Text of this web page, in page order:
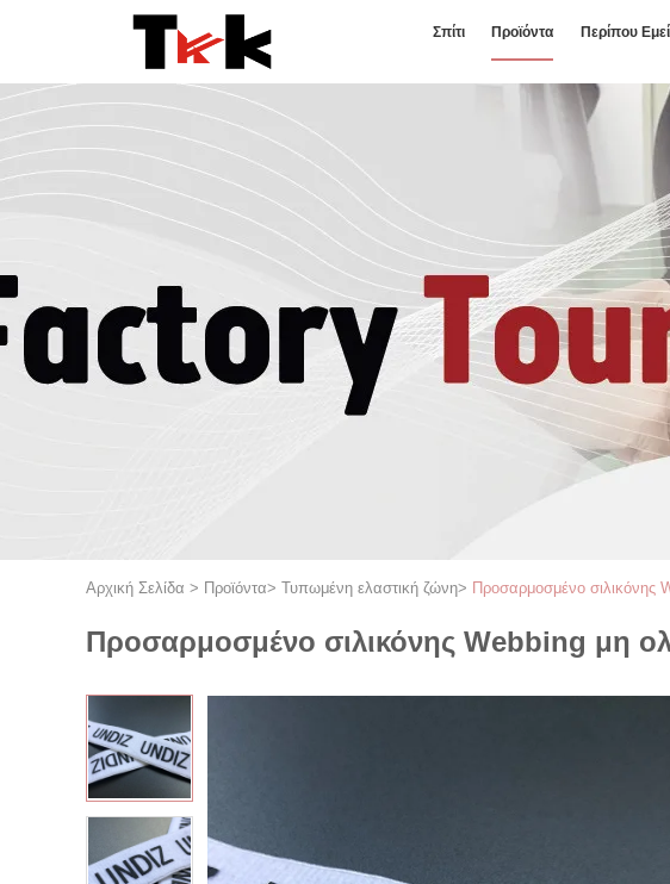
Σπίτι Προϊόντα Περίπου
Αρχική Σελίδα > Προϊόντα> Τυπωμένη ελαστική ζώνη> Προσαρμοσμένο σιλικόνης
Προσαρμοσμένο σιλικόνης Webbing μη